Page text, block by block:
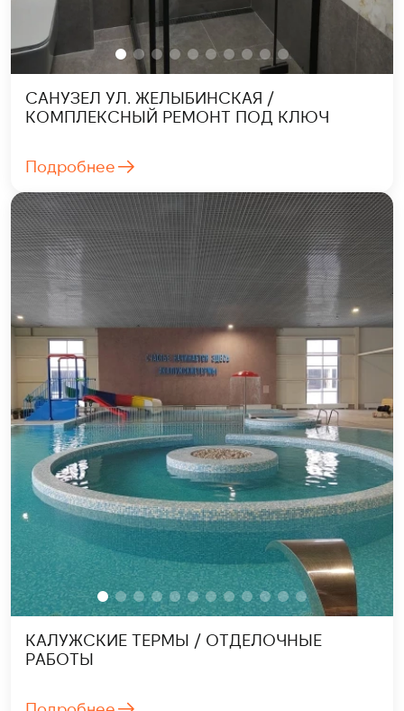
САНУЗЕЛ УЛ. ЖЕЛЫБИНСКАЯ /
КОМПЛЕКСНЫЙ РЕМОНТ ПОД КЛЮЧ
Подробнее
КАЛУЖСКИЕ ТЕРМЫ / ОТДЕЛОЧНЫЕ
РАБОТЫ